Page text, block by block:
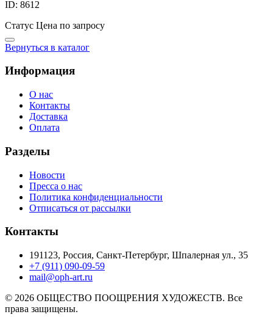
ID: 8612
Статус Цена по запросу
Вернуться в каталог
Информация
О нас
Контакты
Доставка
Оплата
Разделы
Новости
Пресса о нас
Политика конфиденциальности
Отписаться от рассылки
Контакты
191123, Россия, Санкт-Петербург, Шпалерная ул., 35
+7 (911) 090-09-59
mail@oph-art.ru
© 2026 ОБЩЕСТВО ПООЩРЕНИЯ ХУДОЖЕСТВ. Все
права защищены.